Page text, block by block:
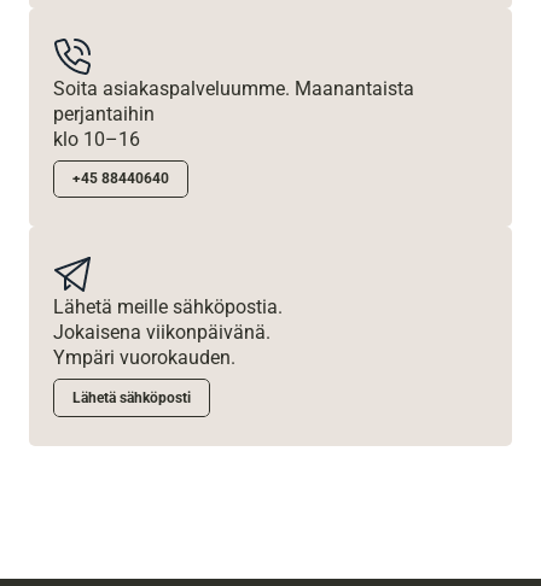
Soita asiakaspalveluumme. Maanantaista
perjantaihin
klo 10–16
+45 88440640
Lähetä meille sähköpostia.
Jokaisena viikonpäivänä.
Ympäri vuorokauden.
Lähetä sähköposti